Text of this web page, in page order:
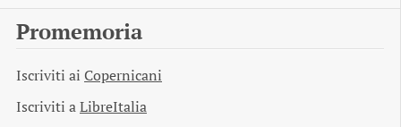
Promemoria
Iscriviti ai Copernicani
Iscriviti aLibreItalia